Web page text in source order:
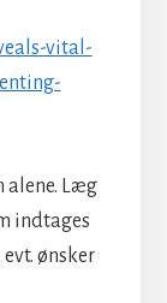
vital-
alene. Læg
indtages
ønsker